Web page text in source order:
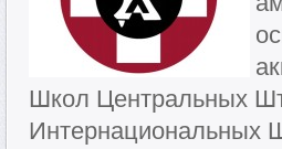
Школ Центральных
Интернациональных